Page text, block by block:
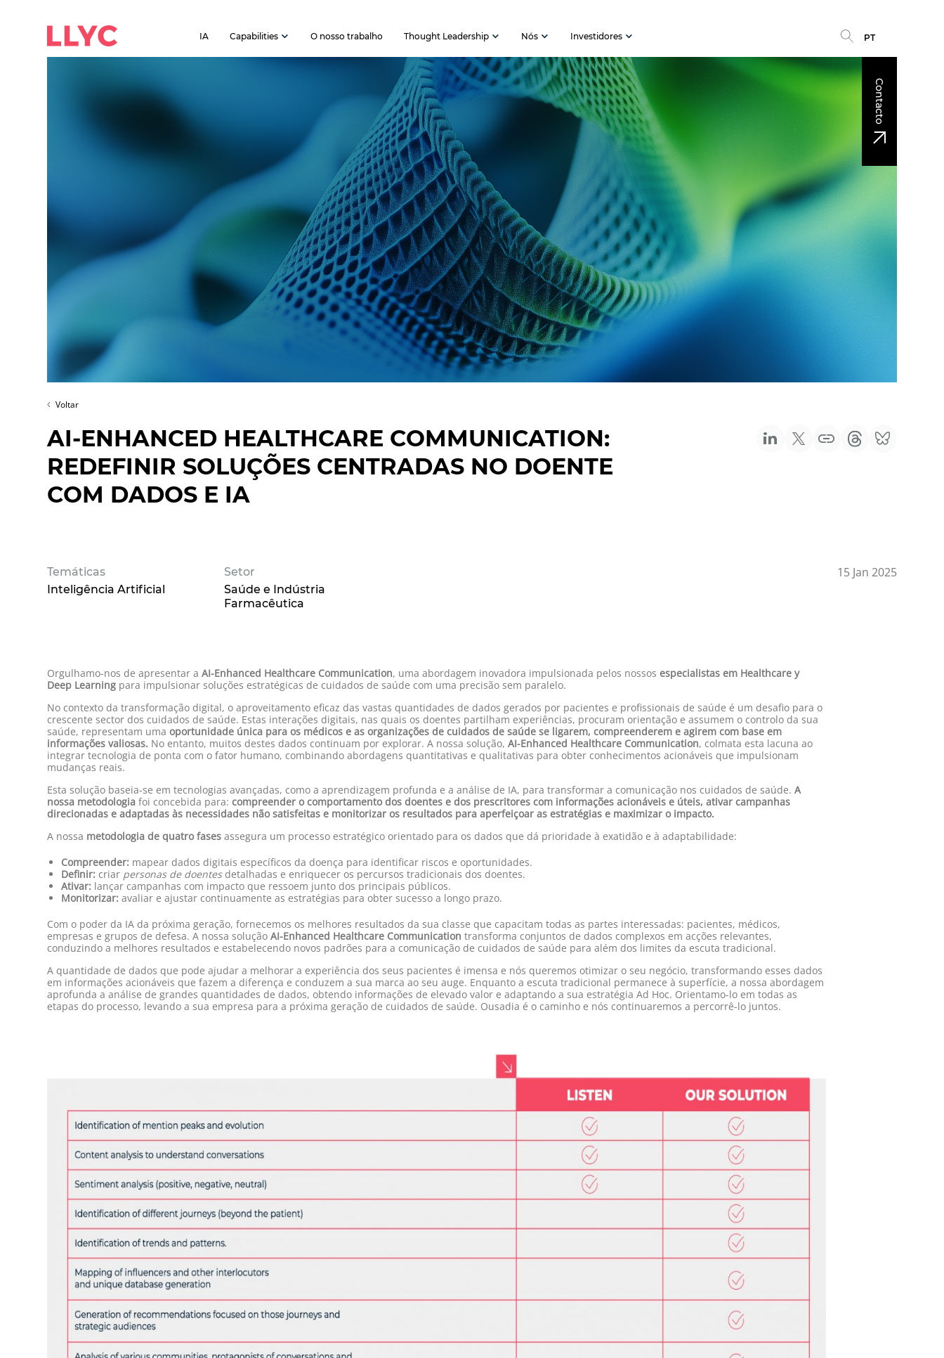
IA Capabilities O nosso trabalho Thought Leadership Nós Investidores PT
Contacto
Voltar
AI-ENHANCED HEALTHCARE COMMUNICATION:
REDEFINIR SOLUÇÕES CENTRADAS NO DOENTE
COM DADOS E IA
Temáticas
Inteligência Artificial
Setor
Saúde e Indústria
Farmacêutica
15 Jan 2025
Orgulhamo-nos de apresentar aAI-Enhanced Healthcare Communication, uma abordagem inovadora impulsionada pelos nossosespecialistas em Healthcare y
Deep Learning para impulsionar soluções estratégicas de cuidados de saúde com uma precisão sem paralelo.
No contexto da transformação digital, o aproveitamento eficaz das vastas quantidades de dados gerados por pacientes e profissionais de saúde é um desafio para o
crescente sector dos cuidados de saúde. Estas interações digitais, nas quais os doentes partilham experiências, procuram orientação e assumem o controlo da sua
saúde, representam uma oportunidade única para os médicos e as organizações de cuidados de saúde se ligarem, compreenderem e agirem com base em
informações valiosas. No entanto, muitos destes dados continuam por explorar. A nossa solução,AI-Enhanced Healthcare Communication, colmata esta lacuna ao
integrar tecnologia de ponta com o fator humano, combinando abordagens quantitativas e qualitativas para obter conhecimentos acionáveis que impulsionam
mudanças reais.
Esta solução baseia-se em tecnologias avançadas, como a aprendizagem profunda e a análise de IA, para transformar a comunicação nos cuidados de saúde.A
nossa metodologia foi concebida para:compreender o comportamento dos doentes e dos prescritores com informações acionáveis e úteis, ativar campanhas
direcionadas e adaptadas às necessidades não satisfeitas e monitorizar os resultados para aperfeiçoar as estratégias e maximizar o impacto.
A nossa metodologia de quatro fases assegura um processo estratégico orientado para os dados que dá prioridade à exatidão e à adaptabilidade:
Compreender: mapear dados digitais específicos da doença para identificar riscos e oportunidades.
Definir: criar personas de doentesdetalhadas e enriquecer os percursos tradicionais dos doentes.
Ativar: lançar campanhas com impacto que ressoem junto dos principais públicos.
Monitorizar: avaliar e ajustar continuamente as estratégias para obter sucesso a longo prazo.
Com o poder da IA da próxima geração, fornecemos os melhores resultados da sua classe que capacitam todas as partes interessadas: pacientes, médicos,
empresas e grupos de defesa. A nossa soluçãoAI-Enhanced Healthcare Communication transforma conjuntos de dados complexos em acções relevantes,
conduzindo a melhores resultados e estabelecendo novos padrões para a comunicação de cuidados de saúde para além dos limites da escuta tradicional.
A quantidade de dados que pode ajudar a melhorar a experiência dos seus pacientes é imensa e nós queremos otimizar o seu negócio, transformando esses dados
em informações acionáveis que fazem a diferença e conduzem a sua marca ao seu auge. Enquanto a escuta tradicional permanece à superfície, a nossa abordagem
aprofunda a análise de grandes quantidades de dados, obtendo informações de elevado valor e adaptando a sua estratégia Ad Hoc. Orientamo-lo em todas as
etapas do processo, levando a sua empresa para a próxima geração de cuidados de saúde. Ousadia é o caminho e nós continuaremos a percorrê-lo juntos.